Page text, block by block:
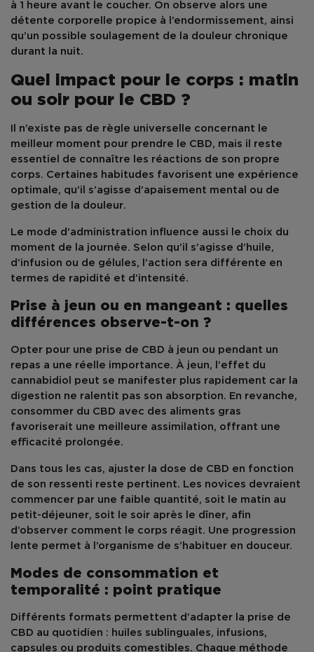
à 1 heure avant le coucher. On observe alors une
détente corporelle propice à l’endormissement, ainsi
qu’un possible soulagement de la douleur chronique
durant la nuit.
Quel impact pour le corps : matin
ou soir pour le CBD ?
Il n’existe pas de règle universelle concernant le
meilleur moment pour prendre le CBD, mais il reste
essentiel de connaître les réactions de son propre
corps. Certaines habitudes favorisent une expérience
optimale, qu’il s’agisse d’apaisement mental
ou de
gestion de la douleur.
Le mode d’administration influence aussi le choix du
moment de la journée. Selon qu’il s’agisse d’huile,
d’infusion ou de gélules, l’action sera différente en
termes de rapidité et d’intensité.
Prise à jeun ou en mangeant : quelles
différences observe-t-on ?
Opter pour une prise de CBD à jeun ou pendant un
repas a une réelle importance. À jeun, l’effet du
cannabidiol
peut se manifester plus rapidement car la
digestion ne ralentit pas son absorption. En revanche,
consommer du CBD avec des aliments gras
favoriserait une meilleure assimilation, offrant une
efficacité prolongée.
Dans tous les cas, ajuster la dose de CBD en fonction
de son ressenti reste pertinent. Les novices devraient
commencer par une faible quantité, soit le matin au
petit-déjeuner, soit le soir après le dîner, afin
d’observer comment le corps réagit. Une progression
lente permet à l’organisme de s’habituer en douceur.
Modes de consommation et
temporalité : point pratique
Différents formats permettent d’adapter la prise de
CBD au quotidien : huiles sublinguales, infusions,
capsules ou produits comestibles. Chaque méthode